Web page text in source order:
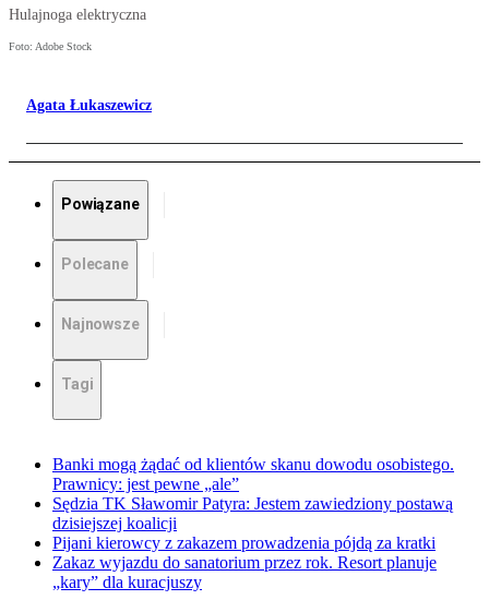
Hulajnoga elektryczna
Foto: Adobe Stock
Agata Łukaszewicz
Powiązane
Polecane
Najnowsze
Tagi
Banki mogą żądać od klientów skanu dowodu osobistego.
Prawnicy: jest pewne „ale”
Sędzia TK Sławomir Patyra: Jestem zawiedziony postawą
dzisiejszej koalicji
Pijani kierowcy z zakazem prowadzenia pójdą za kratki
Zakaz wyjazdu do sanatorium przez rok. Resort planuje
„kary” dla kuracjuszy